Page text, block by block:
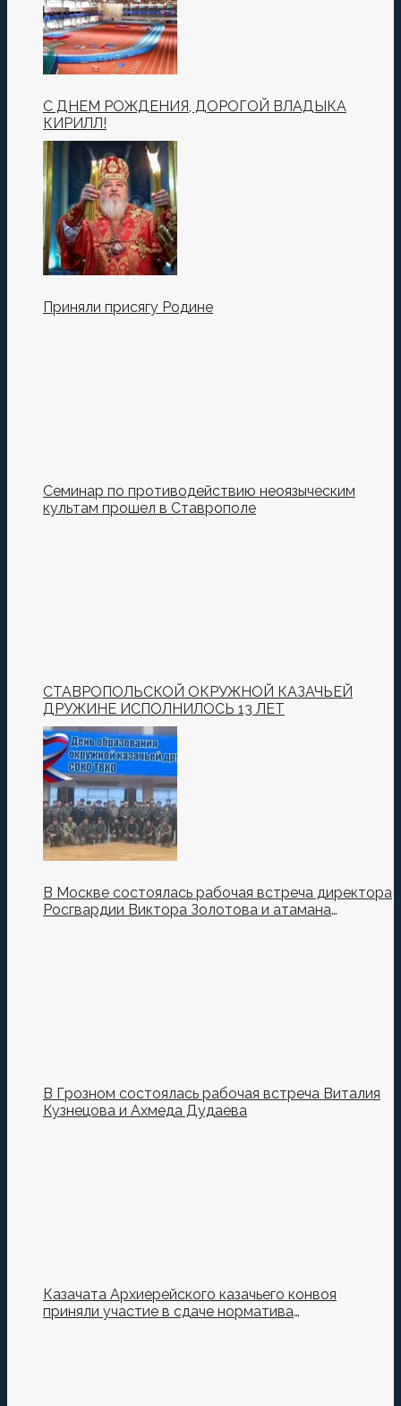
С ДНЕМ РОЖДЕНИЯ, ДОРОГОЙ ВЛАДЫКА
КИРИЛЛ!
Приняли присягу Родине
Семинар по противодействию неоязыческим
культам прошел в Ставрополе
СТАВРОПОЛЬСКОЙ ОКРУЖНОЙ КАЗАЧЬЕЙ
ДРУЖИНЕ ИСПОЛНИЛОСЬ 13 ЛЕТ
В Москве состоялась рабочая встреча директора
Росгвардии Виктора Золотова и атамана
В Грозном состоялась рабочая встреча Виталия
Кузнецова и Ахмеда Дудаева
Казачата Архиерейского казачьего конвоя
приняли участие в сдаче норматива